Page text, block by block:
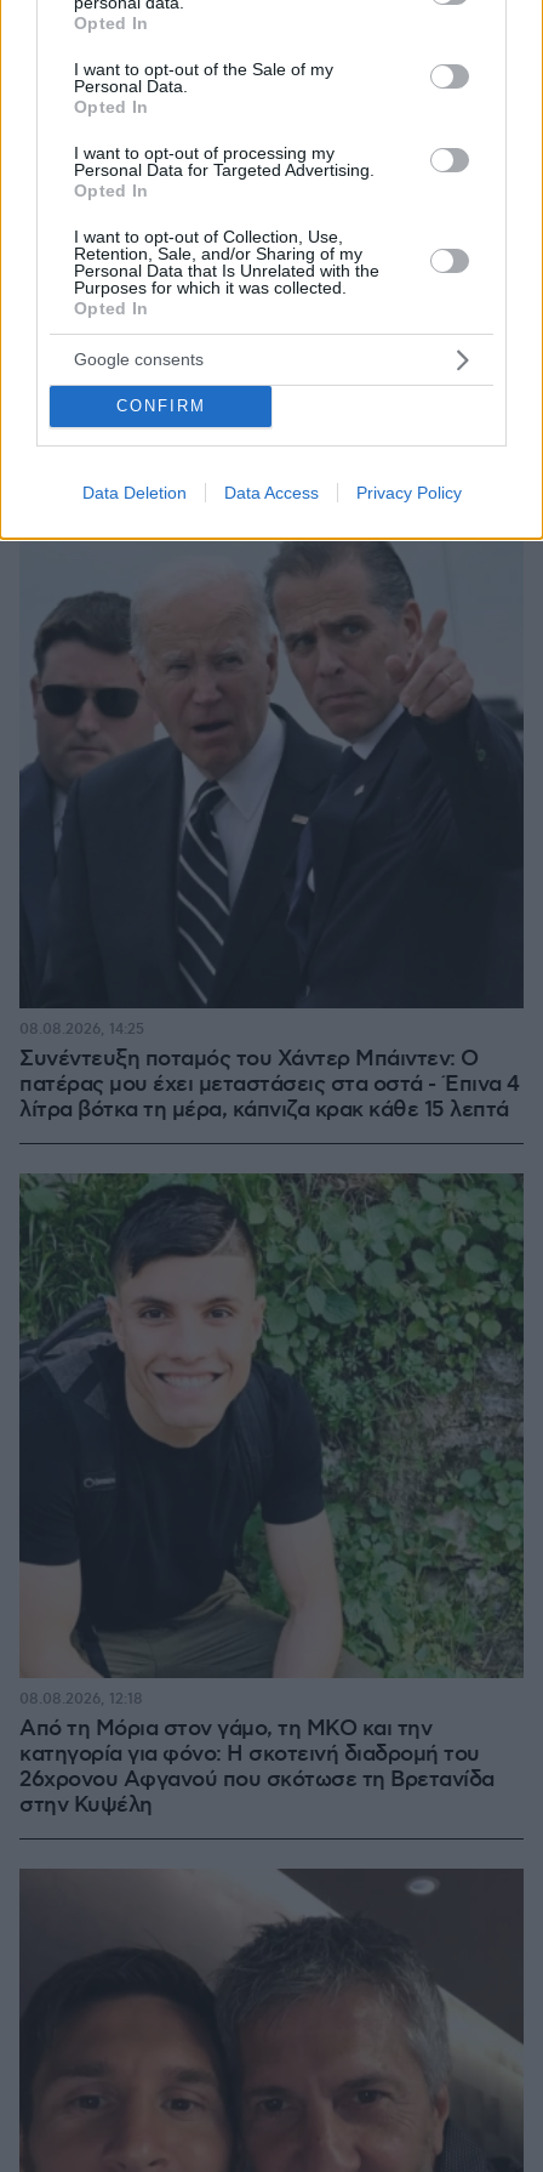
grant or deny consent to Google and its third-party tags to
use your data for below specified purposes in below Google
consent section.
Opted In
I want to opt-out of the Sale of my
Personal Data.
Opted In
I want to opt-out of processing my
Personal Data for Targeted Advertising.
Opted In
I want to opt-out of Collection, Use,
Retention, Sale, and/or Sharing of my
Personal Data that Is Unrelated with the
Purposes for which it was collected.
Opted In
Google consents
CONFIRM
Data Deletion Data Access Privacy Policy
Διακοπές στην Πάτμο: Βουτιές στις ωραιότερες
παραλίες της
πριν 18 λεπτά
Χοληστερόλη: Πέντε κινήσεις ματ για να την ρίξετε
χαμηλά
Για αμύθητο συμβόλαιο του Σαλάχ γράφουν στην
Τουρκία: Θα παίρνει 30 εκατομμύρια τον χρόνο,
προβλέπονται έξοδα για κομμωτήρια και... χαρτί υγείας
ΔΕΙΤΕ ΟΛΕΣ ΤΙΣ ΕΙΔΗΣΕΙΣ
Συνέντευξη ποταμός του Χάντερ Μπάιντεν: Ο
πατέρας μου έχει μεταστάσεις στα οστά - Έπινα 4
λίτρα βότκα τη μέρα, κάπνιζα κρακ κάθε 15 λεπτά
08.08.2026, 14:25
Από τη Μόρια στον γάμο, τη ΜΚΟ και την
κατηγορία για φόνο: Η σκοτεινή διαδρομή του
26χρονου Αφγανού που σκότωσε τη Βρετανίδα
στην Κυψέλη
08.08.2026, 12:18